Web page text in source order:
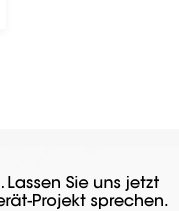
Lassen Sie uns jetzt
Projekt sprechen.